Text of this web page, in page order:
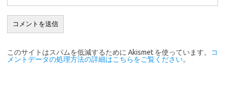
このサイトはスパムを低減するために Akismet を使っています。
コ
メントデータの処理方法の詳細はこちらをご覧ください。